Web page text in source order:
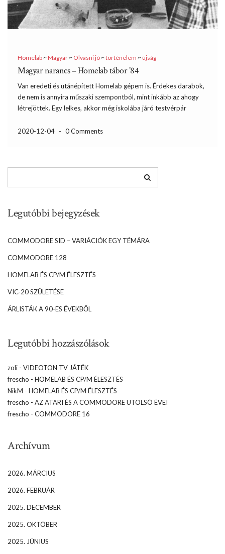
Homelab~Magyar~ Olvasni jó~történelem ~újság
Magyar narancs – Homelab tábor ’84
Van eredeti és utánépített Homelab gépem is. Érdekes darabok,
de nem is annyira műszaki szempontból, mint inkább az ahogy
létrejöttek. Egy lelkes, akkor még iskolába járó testvérpár
mellett a hazai Homebrew Computer Club keretében […]
2020-12-04 - 0 Comments
Legutóbbi bejegyzések
COMMODORE SID – VARIÁCIÓK EGY TÉMÁRA
COMMODORE 128
HOMELAB ÉS CP/M ÉLESZTÉS
VIC-20 SZÜLETÉSE
ÁRLISTÁK A 90-ES ÉVEKBŐL
Legutóbbi hozzászólások
zoli - VIDEOTON TV JÁTÉK
frescho - HOMELAB ÉS CP/M ÉLESZTÉS
NikM - HOMELAB ÉS CP/M ÉLESZTÉS
frescho - AZ ATARI ÉS A COMMODORE UTOLSÓ ÉVEI
frescho - COMMODORE 16
Archívum
2026. MÁRCIUS
2026. FEBRUÁR
2025. DECEMBER
2025. OKTÓBER
2025. JÚNIUS